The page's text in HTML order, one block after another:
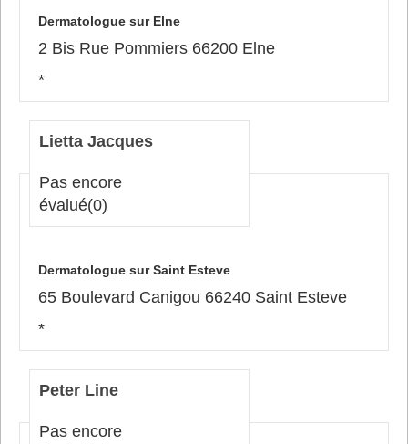
Dermatologue sur Elne
2 Bis Rue Pommiers 66200 Elne
*
Lietta Jacques
Pas encore
évalué(0)
Dermatologue sur Saint Esteve
65 Boulevard Canigou 66240 Saint Esteve
*
Peter Line
Pas encore